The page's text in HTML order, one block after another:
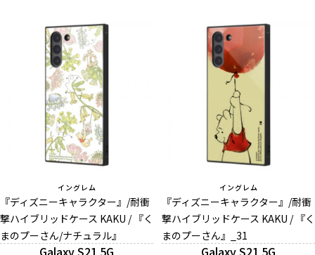
イングレム
『ディズニーキャラクター』/耐衝
撃ハイブリッドケース KAKU / 『く
まのプーさん/ナチュラル』
Galaxy S21 5G
イングレム
『ディズニーキャラクター』/耐衝
撃ハイブリッドケース KAKU / 『く
まのプーさん』_31
Galaxy S21 5G